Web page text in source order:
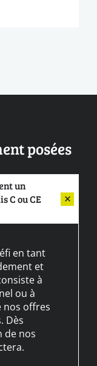
posées
un
C ou CE
en tant
et
à
ou à
nos offres
Dès
de nos